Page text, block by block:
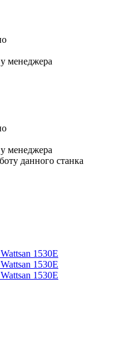
менеджера
менеджера
данного станка